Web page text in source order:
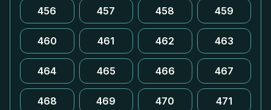
456 457 458 459
460 461 462 463
464 465 466 467
468 469 470 471